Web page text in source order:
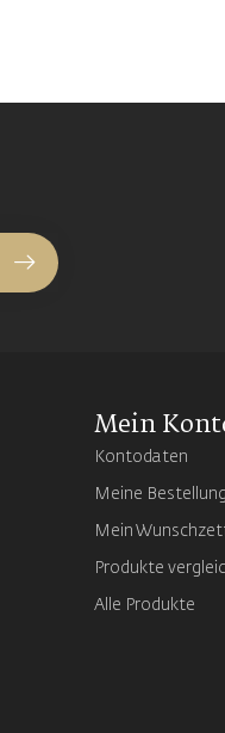
Mein
Kontodaten
Meine
Mein
Produkte
Alle Produkte